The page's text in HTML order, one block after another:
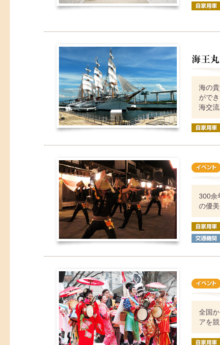
海の
がで
海交
300余
の優
全国
アを